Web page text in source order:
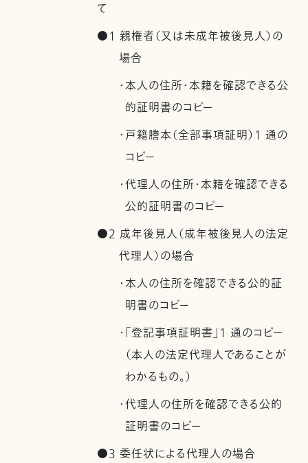
て
●1 親権者（又は未成年被後見人）の
場合
・本人の住所・本籍を確認できる公
的証明書のコピー
・戸籍謄本（全部事項証明）1 通の
コピー
・代理人の住所・本籍を確認できる
公的証明書のコピー
●2 成年後見人（成年被後見人の法定
代理人）の場合
・本人の住所を確認できる公的証
明書のコピー
・「登記事項証明書」1 通のコピー
（本人の法定代理人であることが
わかるもの。）
・代理人の住所を確認できる公的
証明書のコピー
●3 委任状による代理人の場合